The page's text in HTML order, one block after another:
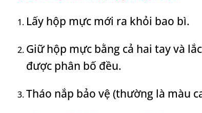
Lấy hộp mực mới ra khỏi bao bì.
Giữ hộp mực bằng cả hai tay và
được phân bố đều.
Tháo nắp bảo vệ (thường là màu